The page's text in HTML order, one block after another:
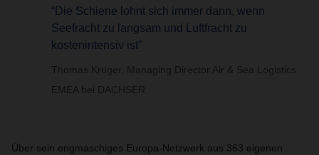
“Die Schiene lohnt sich immer dann, wenn
Seefracht zu langsam und Luftfracht zu
kostenintensiv ist”
Thomas Krüger, Managing Director Air & Sea Logistics
EMEA bei DACHSER
Über sein engmaschiges Europa-Netzwerk aus 363 eigenen